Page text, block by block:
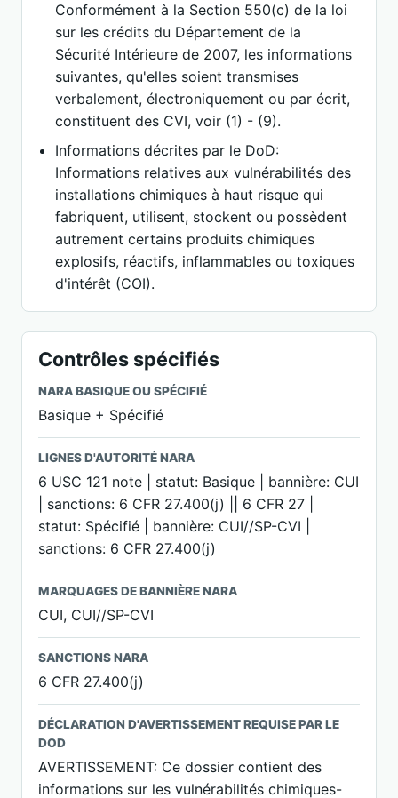
Conformément à la Section 550(c) de la loi
sur les crédits du Département de la
Sécurité Intérieure de 2007, les informations
suivantes, qu'elles soient transmises
verbalement, électroniquement ou par écrit,
constituent des CVI, voir (1) - (9).
Informations décrites par le DoD:
Informations relatives aux vulnérabilités des
installations chimiques à haut risque qui
fabriquent, utilisent, stockent ou possèdent
autrement certains produits chimiques
explosifs, réactifs, inflammables ou toxiques
d'intérêt (COI).
Contrôles spécifiés
NARA BASIQUE OU SPÉCIFIÉ
Basique + Spécifié
LIGNES D'AUTORITÉ NARA
6 USC 121 note | statut: Basique | bannière: CUI
| sanctions: 6 CFR 27.400(j) || 6 CFR 27 |
statut: Spécifié | bannière: CUI//SP-CVI |
sanctions: 6 CFR 27.400(j)
MARQUAGES DE BANNIÈRE NARA
CUI, CUI//SP-CVI
SANCTIONS NARA
6 CFR 27.400(j)
DÉCLARATION D'AVERTISSEMENT REQUISE PAR LE
DOD
AVERTISSEMENT: Ce dossier contient des
informations sur les vulnérabilités chimiques-